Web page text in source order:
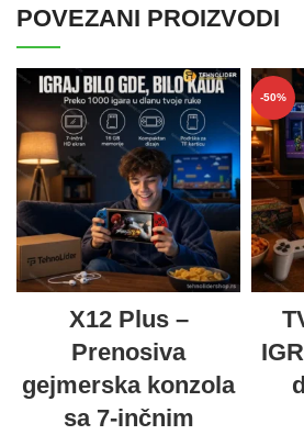
POVEZANI PROIZVODI
X12 Plus –
Prenosiva
gejmerska konzola
sa 7-inčnim
-50%